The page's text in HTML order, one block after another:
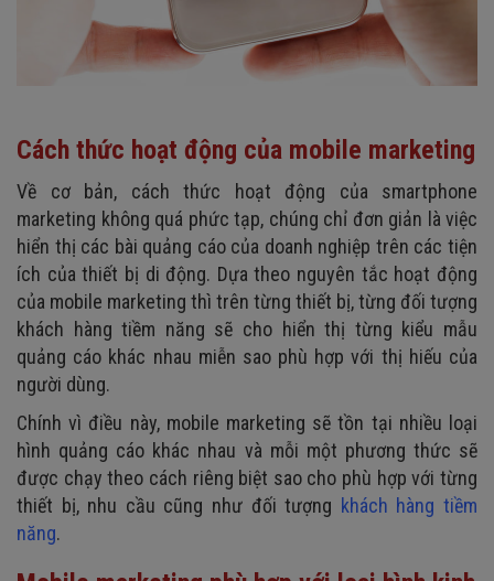
Cách thức hoạt động của mobile marketing
Về cơ bản, cách thức hoạt động của smartphone
marketing không quá phức tạp, chúng chỉ đơn giản là việc
hiển thị các bài quảng cáo của doanh nghiệp trên các tiện
ích của thiết bị di động. Dựa theo nguyên tắc hoạt động
của mobile marketing thì trên từng thiết bị, từng đối tượng
khách hàng tiềm năng sẽ cho hiển thị từng kiểu mẫu
quảng cáo khác nhau miễn sao phù hợp với thị hiếu của
người dùng.
Chính vì điều này, mobile marketing sẽ tồn tại nhiều loại
hình quảng cáo khác nhau và mỗi một phương thức sẽ
được chạy theo cách riêng biệt sao cho phù hợp với từng
thiết bị, nhu cầu cũng như đối tượng khách hàng tiềm
năng.